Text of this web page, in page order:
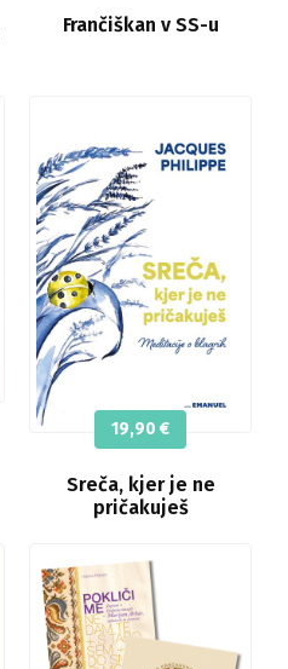
Frančiškan v SS-u
Sreča, kjer je ne
pričakuješ
19,90 €